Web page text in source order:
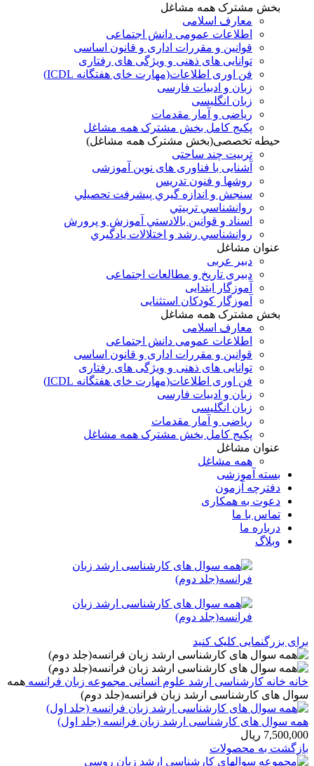
بخش مشترک همه مشاغل
معارف اسلامی
اطلاعات عمومی دانش اجتماعی
قوانین و مقررات اداری و قانون اساسی
توانایی های ذهنی و ویژگی های رفتاری
فن اوری اطلاعات(مهارت خای هفتگانه ICDL)
زبان و ادبیات فارسی
زبان انگلیسی
ریاضی و آمار مقدمات
پکیج کامل بخش مشترک همه مشاغل
حیطه تخصصی(بخش مشترک همه مشاغل)
تربیت چند ساحتی
آشنایی با فناوری های نوین آموزشی
روشها و فنون تدريس
سنجش و اندازه گيري پيشرفت تحصيلي
روانشناسي تربيتي
اسناد و قوانين بالادستي آموزش و پرورش
روانشناسي رشد و اختلالات يادگيري
عنوان مشاغل
دبير عربی
دبیری تاریخ و مطالعات اجتماعی
آموزگار ابتدایی
آموزگار کودکان استثنایی
بخش مشترک همه مشاغل
معارف اسلامی
اطلاعات عمومی دانش اجتماعی
قوانین و مقررات اداری و قانون اساسی
توانایی های ذهنی و ویژگی های رفتاری
فن اوری اطلاعات(مهارت خای هفتگانه ICDL)
زبان و ادبیات فارسی
زبان انگلیسی
ریاضی و آمار مقدمات
پکیج کامل بخش مشترک همه مشاغل
عنوان مشاغل
همه مشاغل
بسته آموزشی
دفترچه آزمون
دعوت به همکاری
تماس با ما
درباره ما
وبلاگ
برای بزرگنمایی کلیک کنید
خانه خانه کارشناسی ارشد علوم انسانی مجموعه زبان فرانسه همه
سوال های کارشناسی ارشد زبان فرانسه(جلد دوم)
همه سوال های کارشناسی ارشد زبان فرانسه (جلد اول)
7,500,000 ریال
بازگشت به محصولات